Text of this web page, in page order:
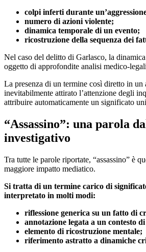
colpi inferti durante
numero di azioni violente;
dinamica temporale di un evento;
ricostruzione della sequenza dei
Nel caso del delitto di Garlasco, la dinamica
oggetto di approfondite analisi medico-
La presenza di un termine così diretto in un
inevitabilmente attirato l’attenzione degli
attribuire automaticamente un significato
“Assassino”: una parola
investigativo
Tra tutte le parole riportate, “assassino” è
maggiore impatto mediatico.
Si tratta di un termine carico di
interpretato in molti modi:
riflessione generica su un fatto di
annotazione legata a un contesto
elemento di ricostruzione mentale;
riferimento astratto a dinamiche